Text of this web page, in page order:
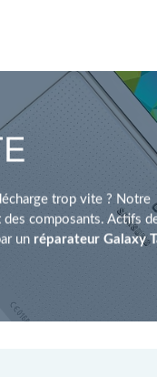
trop vite ? Notre
composants. Actifs
un réparateur Galaxy